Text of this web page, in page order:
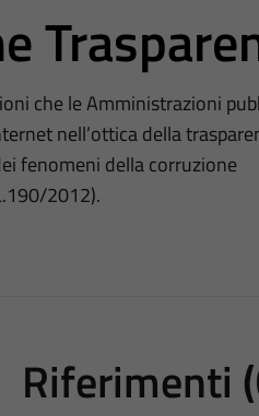
che le Amministrazioni
nell’ottica della
fenomeni della corruzione
2012).
Riferimenti